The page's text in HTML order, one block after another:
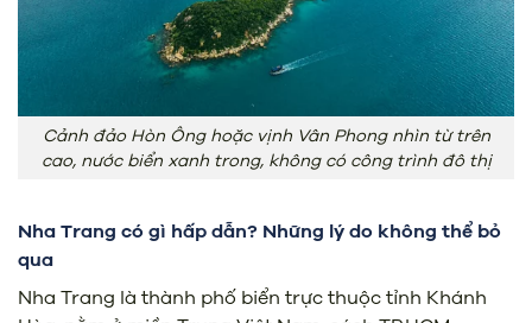
Cảnh đảo Hòn Ông hoặc vịnh Vân Phong nhìn từ trên
cao, nước biển xanh trong, không có công trình đô thị
Nha Trang có gì hấp dẫn? Những lý do không thể bỏ
qua
Nha Trang là thành phố biển trực thuộc tỉnh Khánh